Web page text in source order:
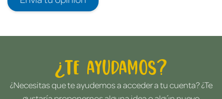
¿Te ayudamos?
¿Necesitas que te ayudemos a acceder a tu cuenta? ¿Te